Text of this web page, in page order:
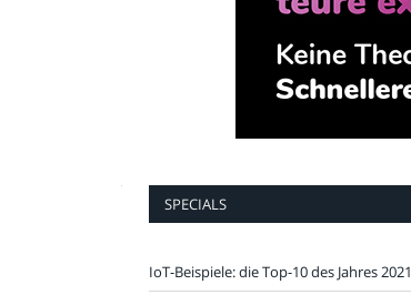
SPECIALS
IoT-Beispiele: die Top-10 des Jahres 2021